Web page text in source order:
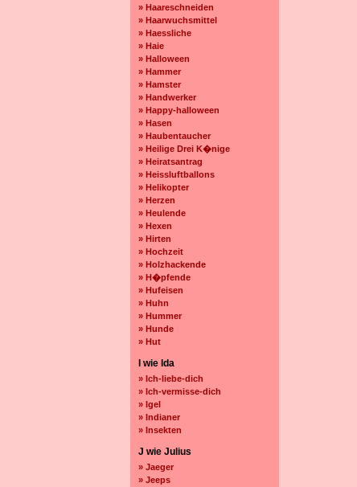
» Haareschneiden
» Haarwuchsmittel
» Haessliche
» Haie
» Halloween
» Hammer
» Hamster
» Handwerker
» Happy-halloween
» Hasen
» Haubentaucher
» Heilige Drei K�nige
» Heiratsantrag
» Heissluftballons
» Helikopter
» Herzen
» Heulende
» Hexen
» Hirten
» Hochzeit
» Holzhackende
» H�pfende
» Hufeisen
» Huhn
» Hummer
» Hunde
» Hut
I wie Ida
» Ich-liebe-dich
» Ich-vermisse-dich
» Igel
» Indianer
» Insekten
J wie Julius
» Jaeger
» Jeeps